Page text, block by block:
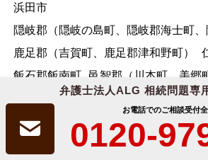
弁護士法人ALG 相続問題専
お電話でのご相談受付
0120-
浜田市
隠岐郡（隠岐の島町、隠岐郡海士町、
鹿足郡（吉賀町、鹿足郡津和野町）
飯石郡飯南町
邑智郡（川本町、美郷
笠岡市 玉野市 高梁
瀬戸内市
赤磐市 浅口市 倉敷市 総